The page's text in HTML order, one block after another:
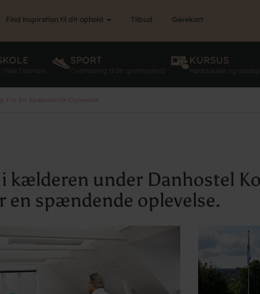
Find inspiration til dit ophold Tilbud Gavekort
i hele Danmark
SPORT
Overnatning til dit sportsophold
KURSUS
Mødelokaler og
i kælderen under Danhostel
en spændende oplevelse.